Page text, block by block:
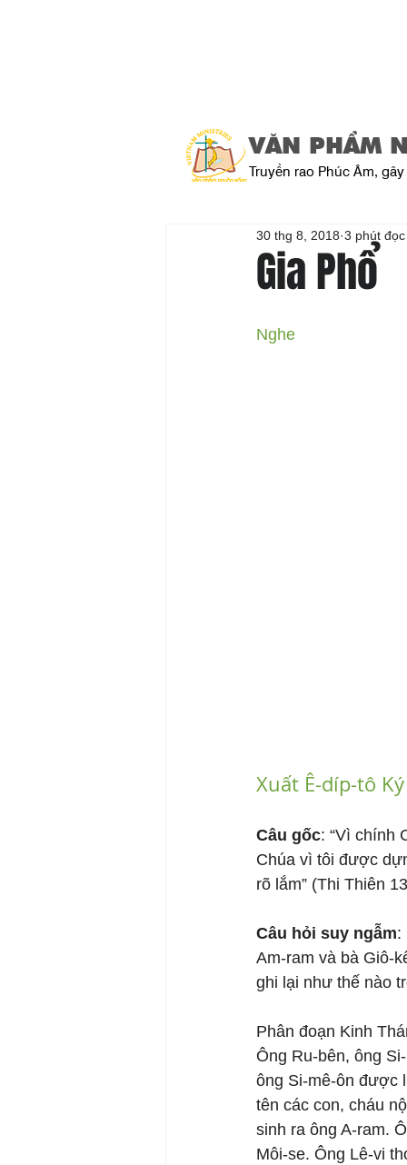
VĂN PHẨM
Truyền rao Phúc Âm,
Gia Phổ
30 thg 8, 2018 3 phút đọc
Nghe
Xuất Ê-díp-tô
Câu gốc: “Vì chính
Chúa vì tôi được
rõ lắm” (Thi Thiên
Câu hỏi suy ngẫm:
Am-ram và bà Giô-
ghi lại như thế nào
Phân đoạn Kinh
Ông Ru-bên, ông
ông Si-mê-ôn được
tên các con, cháu
sinh ra ông A-ram.
Môi-se. Ông Lê-vi